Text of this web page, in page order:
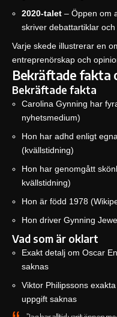
2020-talet – Öppen om
skriver debattartiklar och
Varje skede illustrerar en
entreprenörskap och
Bekräftade fakta
Bekräftade fakta
Carolina Gynning har
nyhetsmedium)
Hon har adhd enligt
(kvällstidning)
Hon har genomgått
kvällstidning)
Hon är född 1978
Hon driver Gynning
Vad som är oklart
Exakt detalj om Oscar
saknas
Viktor Philipssons
uppgift saknas